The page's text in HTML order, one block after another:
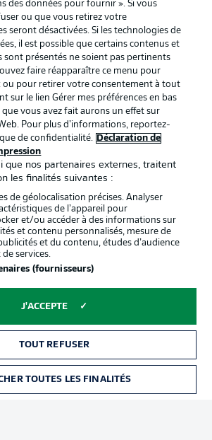
as it's meant to be
BUNDESLIGA APP
services
Gérer mes préférences
des données pour fournir ». Si vous
ou que vous retirez votre
seront désactivées. Si les technologies de
il est possible que certains contenus et
sont présentés ne soient pas pertinents
faire réapparaître ce menu pour
ou pour retirer votre consentement à tout
sur le lien Gérer mes préférences en bas
que vous avez fait aurons un effet sur
Pour plus d’informations, reportez-
de confidentialité.
Déclaration de
que nos partenaires externes, traitent
les finalités suivantes :
de géolocalisation précises. Analyser
de l’appareil pour
et/ou accéder à des informations sur
et contenu personnalisés, mesure de
et du contenu, études d’audience
services.
(fournisseurs)
J'ACCEPTE
TOUT REFUSER
TOUTES LES FINALITÉS